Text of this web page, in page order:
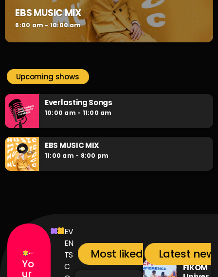
EBS MUSIC MIX
6:00 am - 10:00 am
Upcoming shows
Everlasting Songs
10:00 am - 11:00 am
EBS MUSIC MIX
11:00 am - 8:00 pm
Yo
ur
EV
EN
TS
C
Most liked songs
Latest
FIKOM